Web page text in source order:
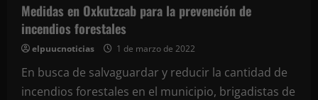
Medidas en Oxkutzcab para la prevención de
incendios forestales
elpuucnoticias 1 de marzo de 2022
En busca de salvaguardar y reducir la cantidad de
incendios forestales en el municipio, brigadistas de